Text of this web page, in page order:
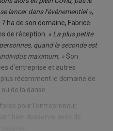
lancer dans l’événementiel »,
ha de son domaine, Fabrice
de réception. « La plus petite
quand la seconde est
maximum. »Son
d’entreprise et autres
récemment le domaine de
de la danse.
pour l’entrepreneur,
bien desservie avec de